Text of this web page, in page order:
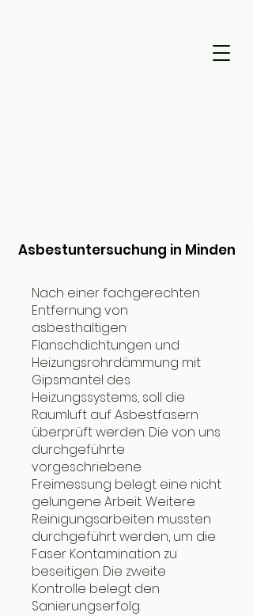
Asbestuntersuchung in Minden
Nach einer fachgerechten
Entfernung von
asbesthaltigen
Flanschdichtungen und
Heizungsrohrdämmung mit
Gipsmantel des
Heizungssystems, soll die
Raumluft auf Asbestfasern
überprüft werden. Die von uns
durchgeführte
vorgeschriebene
Freimessung belegt eine nicht
gelungene Arbeit. Weitere
Reinigungsarbeiten mussten
durchgeführt werden, um die
Faser Kontamination zu
beseitigen. Die zweite
Kontrolle belegt den
Sanierungserfolg.